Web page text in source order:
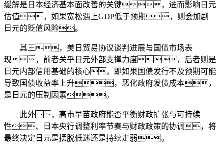
缓解是日本经济基本面改善的关键，进而影响日元
估值，如果宽松遇上GDP低于预期，则会加剧
日元的贬值风险。
其三，美日贸易协议谈判进展与国债市场表
现，前者关乎日元外部支撑力度，后者则是
日元内部信用基础的核心，即如果国债发行不及预期可能
导致国债收益率上升，恶化政府发债成本，
是日元的压制因素。
此外，高市早苗政府能否平衡财政扩张与可持续
性、日本央行调整利率节奏与财政政策的协调，将
最终决定日元是摆脱低迷还是持续走弱。